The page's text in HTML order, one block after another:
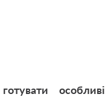
особливі